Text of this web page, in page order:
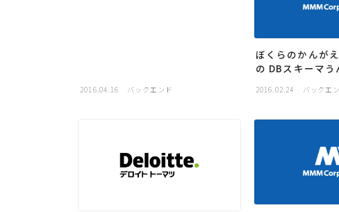
2016.04.16 バックエンド
ぼくらのかんが
の DBスキーマ
2016.02.24 バックエ